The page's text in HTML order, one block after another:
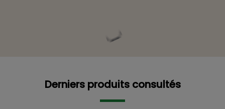
Derniers produits consultés